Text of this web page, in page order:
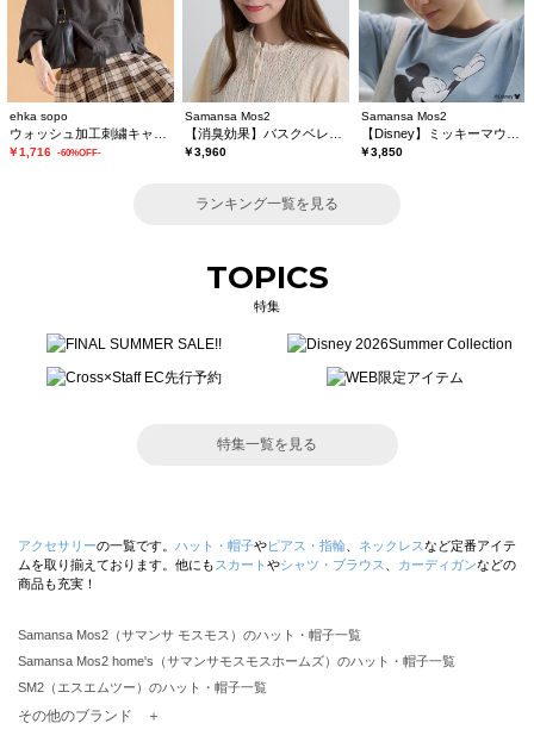
ehka sopo
￥1,716 -60%OFF-
Samansa Mos2
￥3,960
Samansa Mos2
￥3,850
ランキング一覧を見る
TOPICS
特集
特集一覧を見る
アクセサリーの一覧です。 ハット・帽子やピアス・指輪 ネックレスなど定番アイテ
ムを取り揃えております。他にも スカート やシャツ・ブラウス カーディガンなどの
商品も充実！
Samansa Mos2（サマンサ モスモス）のハット・帽子一覧
Samansa Mos2 home's（サマンサモスモスホームズ）のハット・帽子一覧
SM2（エスエムツー）のハット・帽子一覧
TSUHARU by Samansa Mos2（ツハルバイサマンサモスモス）のハット・帽子一覧
その他のブランド ＋